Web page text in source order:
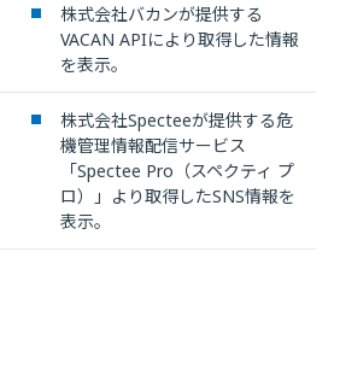
株式会社バカンが提供する
VACAN APIにより取得した情報
を表示。
株式会社Specteeが提供する危
機管理情報配信サービス
「Spectee Pro（スペクティ プ
ロ）」より取得したSNS情報を
表示。